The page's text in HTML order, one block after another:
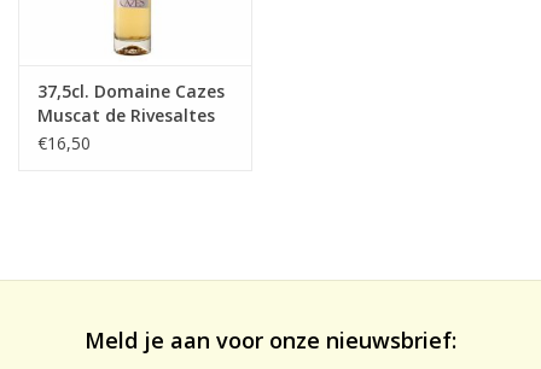
37,5cl. Domaine Cazes
Muscat de Rivesaltes
2022 A.O.P.
€16,50
Meld je aan voor onze nieuwsbrief: